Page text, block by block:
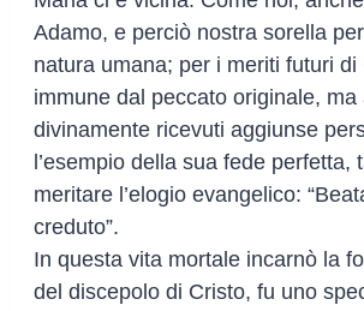
Adamo, e perciò nostra sorella
natura umana; per i meriti futuri di
immune dal peccato originale, ma
divinamente ricevuti aggiunse
l’esempio della sua fede perfetta,
meritare l’elogio evangelico:
creduto”.
In questa vita mortale incarnò la
del discepolo di Cristo, fu uno